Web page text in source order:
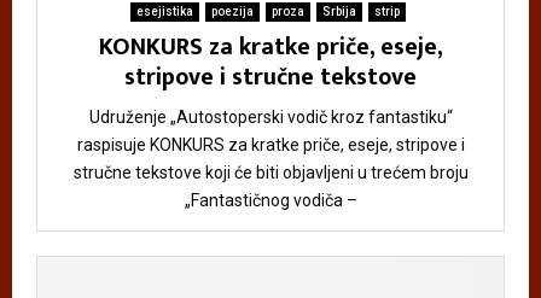
esejistika poezija proza Srbija strip
KONKURS za kratke priče, eseje,
stripove i stručne tekstove
Udruženje „Autostoperski vodič kroz fantastiku“
raspisuje KONKURS za kratke priče, eseje, stripove i
stručne tekstove koji će biti objavljeni u trećem broju
„Fantastičnog vodiča –